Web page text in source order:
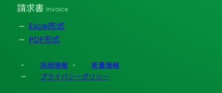
請求書 Invoice
Excel形式
PDF形式
採用情報
新着情報
プライバシーポリシー